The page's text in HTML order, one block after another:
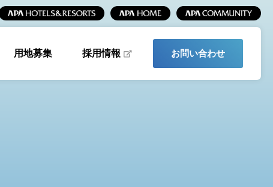
用地募集 採用情報 お問い合わせ